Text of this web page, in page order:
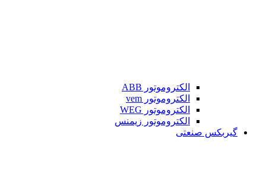
الکتروموتور ABB
الکتروموتور vem
الکتروموتور WEG
الکتروموتور زیمنس
گیربکس صنعتی